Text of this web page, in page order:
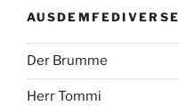
AUSDEMFEDIVERSE
Der Brumme
Herr Tommi